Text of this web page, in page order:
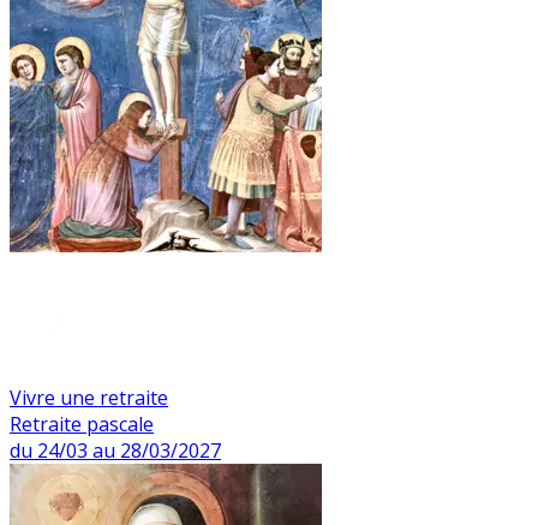
Vivre une retraite
Retraite pascale
du 24/03 au 28/03/2027